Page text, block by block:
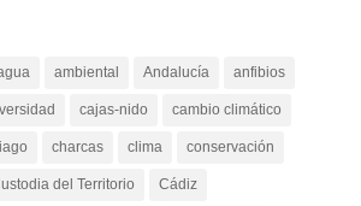
ambiental Andalucía anfibios
cajas-nido cambio climático
charcas clima conservación
del Territorio Cádiz